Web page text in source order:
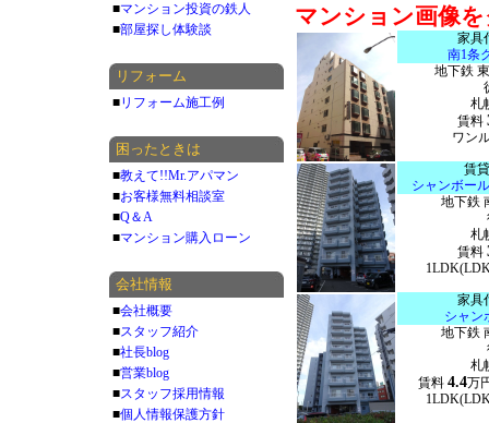
マンション画像
家具
南1条
地下鉄
札
賃料
ワン
賃
シャンボー
地下鉄
札
賃料
家具
シャン
地下鉄
札
賃料 4.4万
■マンション投資の鉄人
■部屋探し体験談
リフォーム
■リフォーム施工例
困ったときは
■教えて!!Mr.アパマン
■お客様無料相談室
■Q＆A
■マンション購入ローン
会社情報
■会社概要
■スタッフ紹介
■社長blog
■営業blog
■スタッフ採用情報
■個人情報保護方針